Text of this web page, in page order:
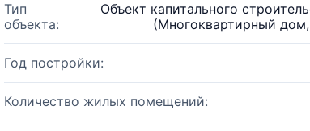
Тип
объекта:
Объект капитального
(Многоквартирный
Год постройки:
Количество жилых помещений: